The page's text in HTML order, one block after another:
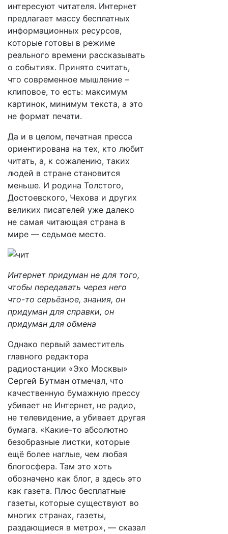
интересуют читателя. Интернет
предлагает массу бесплатных
информационных ресурсов,
которые готовы в режиме
реального времени рассказывать
о событиях. Принято считать,
что современное мышление –
клиповое, то есть: максимум
картинок, минимум текста, а это
не формат печати.
Да и в целом, печатная пресса
ориентирована на тех, кто любит
читать, а, к сожалению, таких
людей в стране становится
меньше. И родина Толстого,
Достоевского, Чехова и других
великих писателей уже далеко
не самая читающая страна в
мире — седьмое место.
Интернет придуман не для того,
чтобы передавать через него
что-то серьёзное, знания, он
придуман для справки, он
придуман для обмена
Однако первый заместитель
главного редактора
радиостанции «Эхо Москвы»
Сергей Бутман отмечал, что
качественную бумажную прессу
убивает не Интернет, не радио,
не телевидение, а убивает другая
бумага. «Какие-то абсолютно
безобразные листки, которые
ещё более наглые, чем любая
блогосфера. Там это хоть
обозначено как блог, а здесь это
как газета. Плюс бесплатные
газеты, которые существуют во
многих странах, газеты,
раздающиеся в метро», — сказал